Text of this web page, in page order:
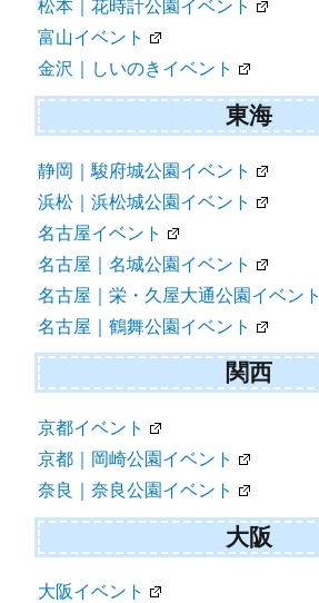
松本｜花時計公園イベント
富山イベント
金沢｜しいのきイベント
東海
静岡｜駿府城公園イベント
浜松｜浜松城公園イベント
名古屋イベント
名古屋｜名城公園イベント
名古屋｜栄・久屋大通公園イベント
名古屋｜鶴舞公園イベント
関西
京都イベント
京都｜岡崎公園イベント
奈良｜奈良公園イベント
大阪
大阪イベント